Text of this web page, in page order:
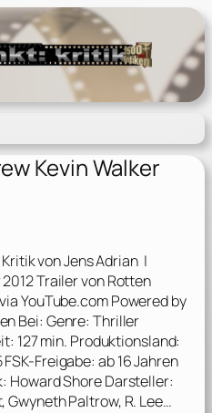
Kevin Walker
von Jens Adrian |
Trailer von Rotten
YouTube.com Powered by
Bei: Genre: Thriller
127 min. Produktionsland:
Freigabe: ab 16 Jahren
Howard Shore Darsteller:
Gwyneth Paltrow, R. Lee…